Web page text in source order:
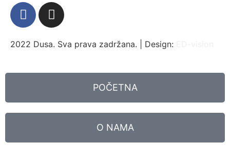
2022 Dusa. Sva prava zadržana. | Design:
POČETNA
O NAMA